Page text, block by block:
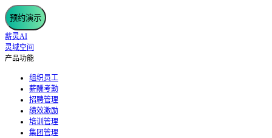
预约演示
薪灵AI
灵域空间
产品功能
组织员工
薪酬考勤
招聘管理
绩效激励
培训管理
集团管理